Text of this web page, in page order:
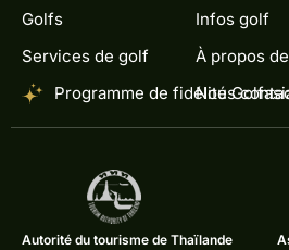
Golfs
Services de golf
Programme de fidélité
Infos golf
À propos
Nous
Autorité du tourisme de Thaïlande